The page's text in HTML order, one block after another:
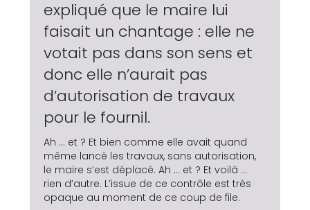
expliqué que le maire lui
faisait un chantage : elle ne
votait pas dans son sens et
donc elle n’aurait pas
d’autorisation de travaux
pour le fournil.
Ah … et ? Et bien comme elle avait quand
même lancé les travaux, sans autorisation,
le maire s’est déplacé. Ah … et ? Et voilà …
rien d’autre. L’issue de ce contrôle est très
opaque au moment de ce coup de file.